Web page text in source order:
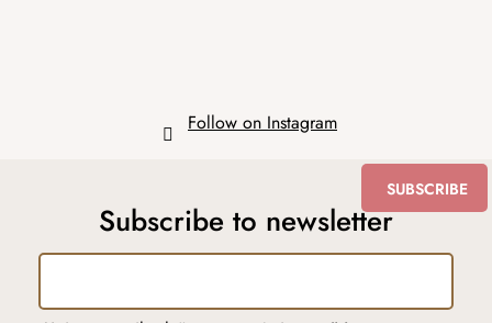
Follow on Instagram
Subscribe to newsletter
SUBSCRIBE